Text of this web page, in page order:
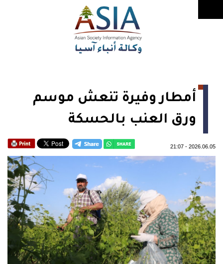
أمطار وفيرة تنعش موسم
ورق العنب بالحسكة
2026.06.05
-
21:07